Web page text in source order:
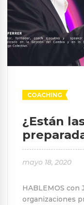
COACHING
¿Están
mayo 18, 2020
HABLEMOS con
organizaciones